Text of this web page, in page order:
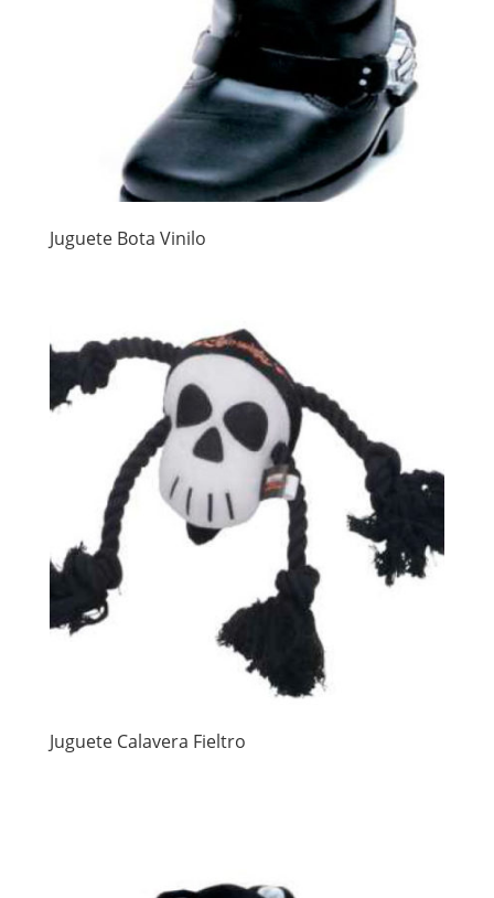
Juguete Bota Vinilo
Juguete Calavera Fieltro